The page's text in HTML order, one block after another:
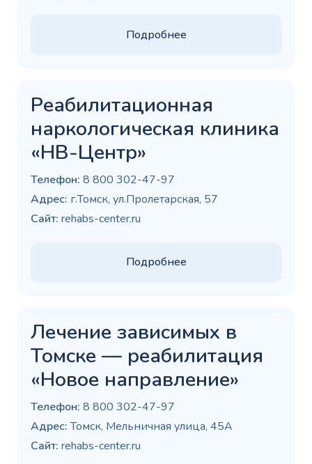
Подробнее
Реабилитационная
наркологическая клиника
«НВ-Центр»
Телефон: 8 800 302-47-97
Адрес: г.Томск, ул.Пролетарская, 57
Сайт: rehabs-center.ru
Подробнее
Лечение зависимых в
Томске — реабилитация
«Новое направление»
Телефон: 8 800 302-47-97
Адрес:Томск, Мельничная улица, 45А
Сайт: rehabs-center.ru